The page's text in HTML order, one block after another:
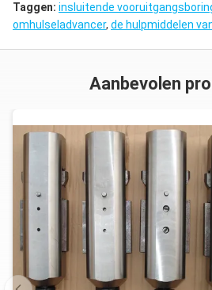
Taggen: insluitende
omhulseladvancer, de hulpmiddelen
Aanbevolen